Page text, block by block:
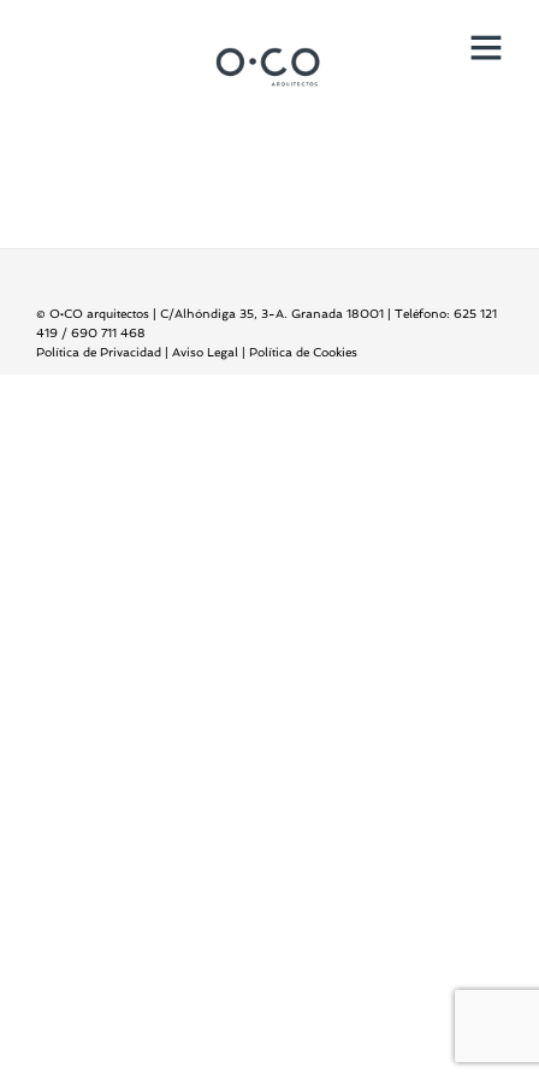
© O•CO arquitectos | C/Alhóndiga 35, 3-A. Granada 18001 | Teléfono: 625 121
419 / 690 711 468
Política de Privacidad | Aviso Legal | Política de Cookies